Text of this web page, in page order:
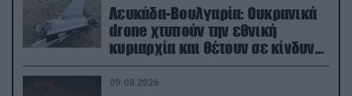
Λευκάδα-Βουλγαρία: Ουκρανικά
drone χτυπούν την εθνική
κυριαρχία και θέτουν σε κίνδυνο
οικονομίες χωρών του ΝΑΤΟ
09.08.2026